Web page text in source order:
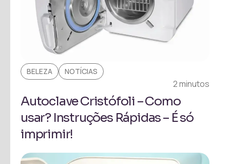
BELEZA NOTÍCIAS
2 minutos
Autoclave Cristófoli – Como
usar? Instruções Rápidas – É só
imprimir!